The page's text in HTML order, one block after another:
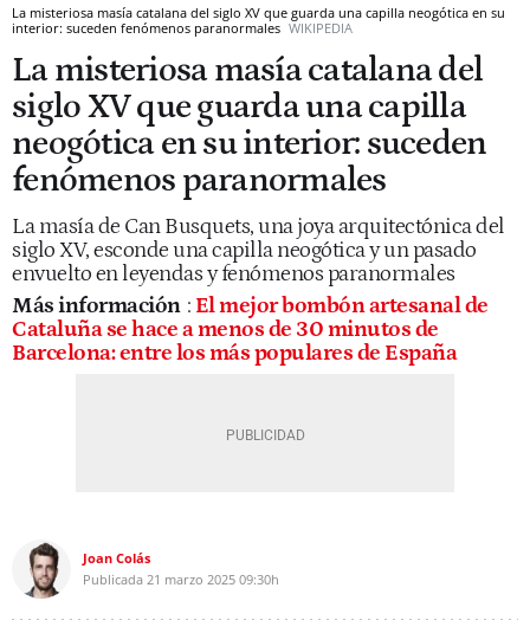
La misteriosa masía catalana del siglo XV que guarda una capilla neogótica en su
interior: suceden fenómenos paranormales WIKIPEDIA
La misteriosa masía catalana del
siglo XV que guarda una capilla
neogótica en su interior: suceden
fenómenos paranormales
La masía de Can Busquets, una joya arquitectónica del
siglo XV, esconde una capilla neogótica y un pasado
envuelto en leyendas y fenómenos paranormales
Más información : El mejor bombón artesanal de
Cataluña se hace a menos de 30 minutos de
Barcelona: entre los más populares de España
Joan Colás
Publicada 21 marzo 2025 09:30h